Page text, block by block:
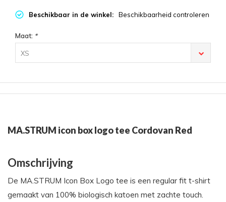
Beschikbaar in de winkel: Beschikbaarheid controleren
Maat: *
XS
MA.STRUM icon box logo tee Cordovan Red
Omschrijving
De MA.STRUM Icon Box Logo tee is een regular fit t-shirt
gemaakt van 100% biologisch katoen met zachte touch.